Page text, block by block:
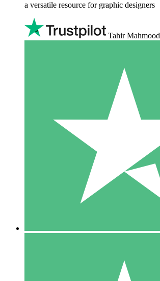
a versatile resource for graphic designers
Tahir Mahmood